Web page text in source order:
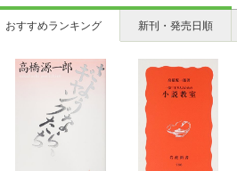
おすすめランキング 新刊・発売日順